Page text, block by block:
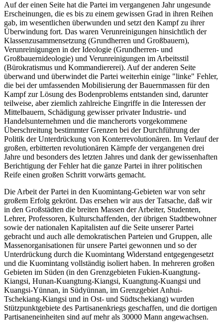
Auf der einen Seite hat die Partei im vergangenen Jahr ungesunde
Erscheinungen, die es bis zu einem gewissen Grad in ihren Reihen
gab, im wesentlichen überwunden und setzt den Kampf zu ihrer
Überwindung fort. Das waren Verunreinigungen hinsichtlich der
Klassenzusammensetzung (Grundherren und Großbauern),
Verunreinigungen in der Ideologie (Grundherren- und
Großbauernideologie) und Verunreinigungen im Arbeitsstil
(Bürokratismus und Kommandiererei). Auf der anderen Seite
überwand und überwindet die Partei weiterhin einige "linke" Fehler,
die bei der umfassenden Mobilisierung der Bauernmassen für den
Kampf zur Lösung des Bodenproblems entstanden sind, darunter
teilweise, aber ziemlich zahlreiche Eingriffe in die Interessen der
Mittelbauern, Schädigung gewisser privater Industrie- und
Handelsunternehmen und die mancherorts vorgekommene
Überschreitung bestimmter Grenzen bei der Durchführung der
Politik der Unterdrückung von Konterrevolutionären. Im Verlauf der
großen, erbitterten revolutionären Kämpfe der vergangenen drei
Jahre und besonders des letzten Jahres und dank der gewissenhaften
Berichtigung der Fehler hat die ganze Partei in ihrer politischen
Reife einen großen Schritt vorwärts gemacht.
Die Arbeit der Partei in den Kuomintang-Gebieten war von sehr
großem Erfolg gekrönt. Das ersehen wir aus der Tatsache, daß wir
in den Großstädten die breiten Massen der Arbeiter, Studenten,
Lehrer, Professoren, Kulturschaffenden, der übrigen Stadtbewohner
sowie der nationalen Kapitalisten auf die Seite unserer Partei
gebracht und auch alle demokratischen Parteien und Gruppen, alle
Massenorganisationen für unsere Partei gewonnen und so der
Unterdrückung durch die Kuomintang Widerstand entgegengesetzt
und die Kuomintang vollständig isoliert haben. In mehreren großen
Gebieten im Süden (in den Grenzgebieten Fukien-Kuangtung-
Kiangsi, Hunan-Kuangtung-Kiangsi, Kuangtung-Kuangsi und
Kuangsi-Yünnan, in Südyünnan, im Grenzgebiet Anhui-
Tschekiang-Kiangsi und in Ost- und Südtschekiang) wurden
Stützpunktgebiete des Partisanenkriegs geschaffen, und die dortigen
Partisaneneinheiten sind auf mehr als 30000 Mann angewachsen.